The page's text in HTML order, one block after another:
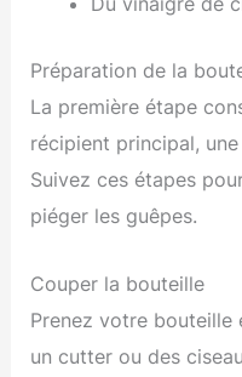
Préparation de la
La première étape
récipient principal,
Suivez ces étapes
piéger les guêpes.
Couper la bouteille
Prenez votre bouteille
un cutter ou des